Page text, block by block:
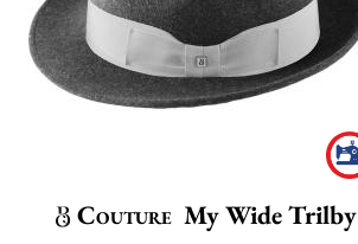
Couture My Wide Trilby